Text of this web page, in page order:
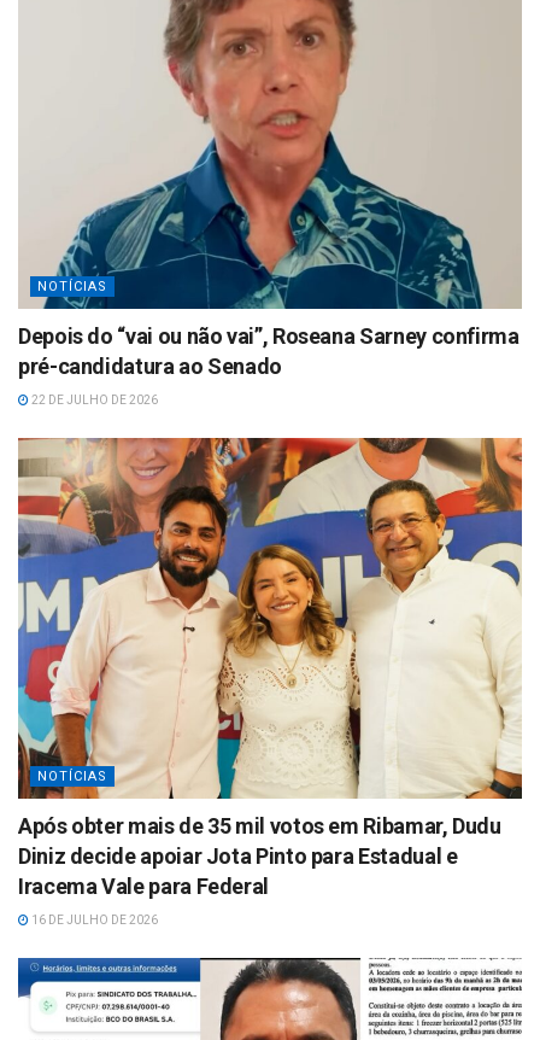
NOTÍCIAS
Depois do “vai ou não vai”, Roseana Sarney confirma
pré-candidatura ao Senado
22 DE JULHO DE 2026
NOTÍCIAS
Após obter mais de 35 mil votos em Ribamar, Dudu
Diniz decide apoiar Jota Pinto para Estadual e
Iracema Vale para Federal
16 DE JULHO DE 2026